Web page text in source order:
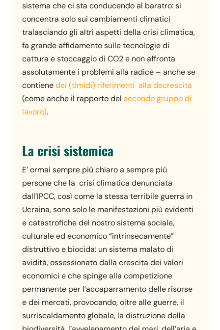
sistema che ci sta conducendo al baratro: si
concentra solo sui cambiamenti climatici
tralasciando gli altri aspetti della crisi climatica,
fa grande affidamento sulle tecnologie di
cattura e stoccaggio di CO2 e non affronta
assolutamente i problemi alla radice – anche se
contienedei (timidi) riferimenti alla decrescita
(come anche il rapporto delsecondo gruppo di
lavoro).
La crisi sistemica
E’ ormai sempre più chiaro a sempre più
persone che la crisi climatica denunciata
dall’IPCC, così come la stessa terribile guerra in
Ucraina, sono solo le manifestazioni più evidenti
e catastrofiche del nostro sistema sociale,
culturale ed economico “intrinsecamente”
distruttivo e biocida: un sistema malato di
avidità, ossessionato dalla crescita dei valori
economici e che spinge alla competizione
permanente per l’accaparramento delle risorse
e dei mercati, provocando, oltre alle guerre, il
surriscaldamento globale, la distruzione della